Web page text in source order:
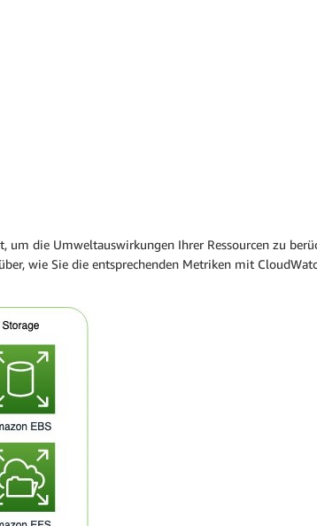
die Umweltauswirkungen Ihrer Ressourcen zu
wie Sie die entsprechenden Metriken mit